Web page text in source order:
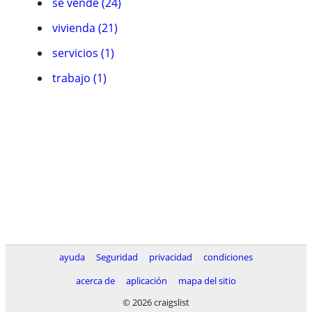
vivienda (21)
servicios (1)
trabajo (1)
ayuda Seguridad privacidad
condiciones
acerca de
aplicación
mapa del sitio
© 2026 craigslist